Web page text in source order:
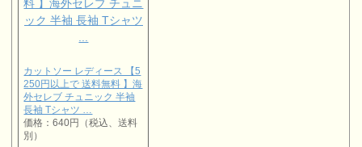
カットソー レディース 【5
250円以上で 送料無料 】海
外セレブ チュニック 半袖
長袖 Tシャツ …
価格：640円（税込、送料
別）